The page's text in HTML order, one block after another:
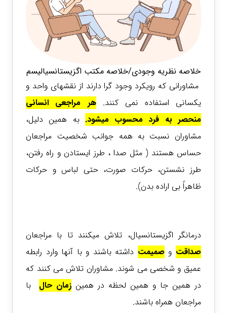
خلاصه نظریه وجودی/خلاصه مکتب اگزیستانسیالیسم
مشاورانی که رویکرد وجود گرا دارند از نقشهای واحد و
یکسانی استفاده نمی کنند.هر مراجعی انسانی
منحصر به فرد محسوب میشود. به همین دلیل،
مشاوران نسبت به همه جوانب شخصیت مراجعان
حساس هستند ( مثل صدا ، طرز ایستادن و راه رفتن،
طرز نشستن، حرکات صورت، حتی لباس و حرکات
ظاهراً بی اراده بدن).
درمانگر اگزیستانسیال، تلاش میکنند تا با مراجعان
صداقت و صمیمت داشته باشند و با آنها وارد رابطه
عمیق و شخصی می شوند. مشاوران تلاش می کنند که
در همین جا و همین لحظه در همین زمان حال با
مراجعان همراه باشند.